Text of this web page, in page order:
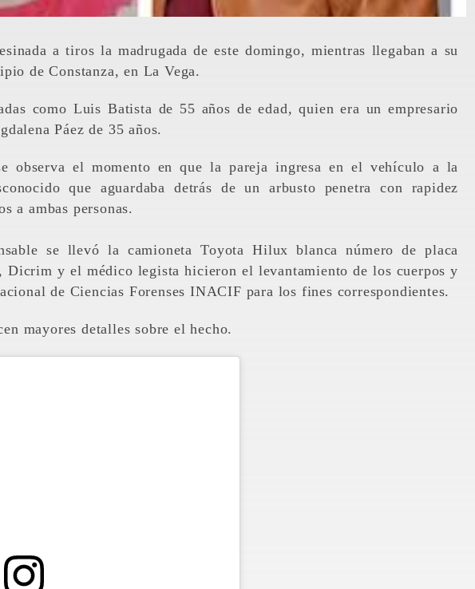
de Constanza, en La Vega.
como Luis Batista de 55 años de edad, quien era un empresario
Páez de 35 años.
observa el momento en que la pareja ingresa en el vehículo a la
que aguardaba detrás de un arbusto penetra con rapidez
a ambas personas.
se llevó la camioneta Toyota Hilux blanca número de placa
Dicrim y el médico legista hicieron el levantamiento de los cuerpos y
de Ciencias Forenses INACIF para los fines correspondientes.
mayores detalles sobre el hecho.